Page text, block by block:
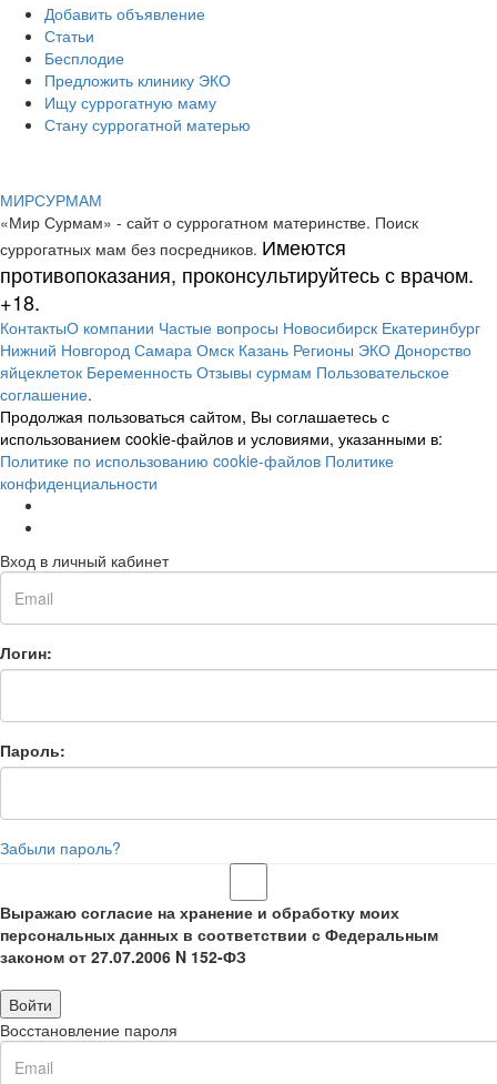
Добавить объявление
Статьи
Бесплодие
Предложить клинику ЭКО
Ищу суррогатную маму
Стану суррогатной матерью
МИРСУРМАМ
«Мир Сурмам» - сайт о суррогатном материнстве. Поиск
суррогатных мам без посредников. Имеются
противопоказания, проконсультируйтесь с врачом.
+18.
КонтактыО компании Частые вопросы Новосибирск Екатеринбург
Нижний Новгород Самара Омск Казань Регионы ЭКО Донорство
яйцеклеток Беременность Отзывы сурмам Пользовательское
соглашение.
Продолжая пользоваться сайтом, Вы соглашаетесь с
использованием cookie-файлов и условиями, указанными в:
Политике по использованию cookie-файлов Политике
конфиденциальности
Вход в личный кабинет
Логин:
Пароль:
Забыли пароль?
Выражаю согласие на хранение и обработку моих
персональных данных в соответствии с Федеральным
законом от 27.07.2006 N 152-ФЗ
Войти
Восстановление пароля